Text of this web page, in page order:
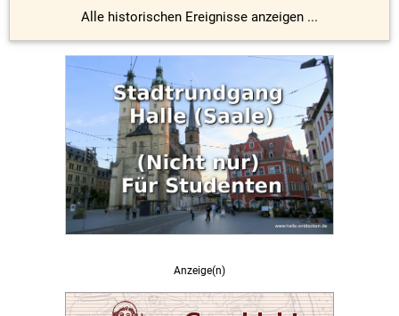
Alle historischen Ereignisse anzeigen ...
Anzeige(n)